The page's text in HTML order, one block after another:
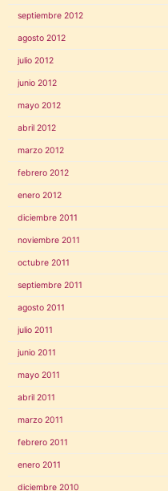
septiembre 2012
agosto 2012
julio 2012
junio 2012
mayo 2012
abril 2012
marzo 2012
febrero 2012
enero 2012
diciembre 2011
noviembre 2011
octubre 2011
septiembre 2011
agosto 2011
julio 2011
junio 2011
mayo 2011
abril 2011
marzo 2011
febrero 2011
enero 2011
diciembre 2010